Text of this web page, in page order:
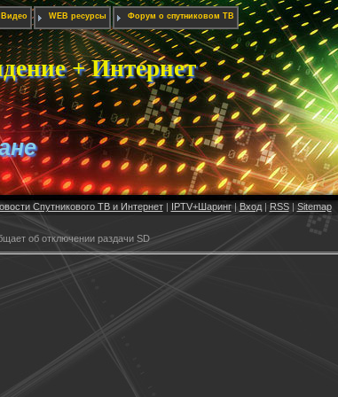
WEB ресурсы Форум о спутниковом ТВ
+ Интернет
Спутникового ТВ и Интернет| IPTV+Шаринг| Вход| RSS| Sitemap
об отключении раздачи SD